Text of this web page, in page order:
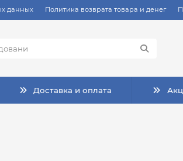
данных Политика возврата товара и денег
Доставка и оплата